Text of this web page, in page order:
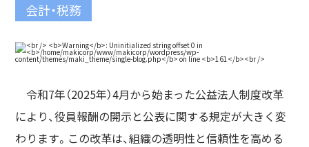
会計・税務
令和7年（2025年）4月から始まった公益法人制度改革
により、役員報酬の開示と公表に関する規定が大きく変
わります。この改革は、組織の透明性と信頼性を高める